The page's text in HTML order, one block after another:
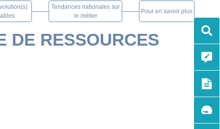
des
Tendances nationales sur
le métier
Pour en savoir plus
DE RESSOURCES